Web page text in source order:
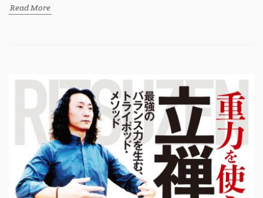
Read More